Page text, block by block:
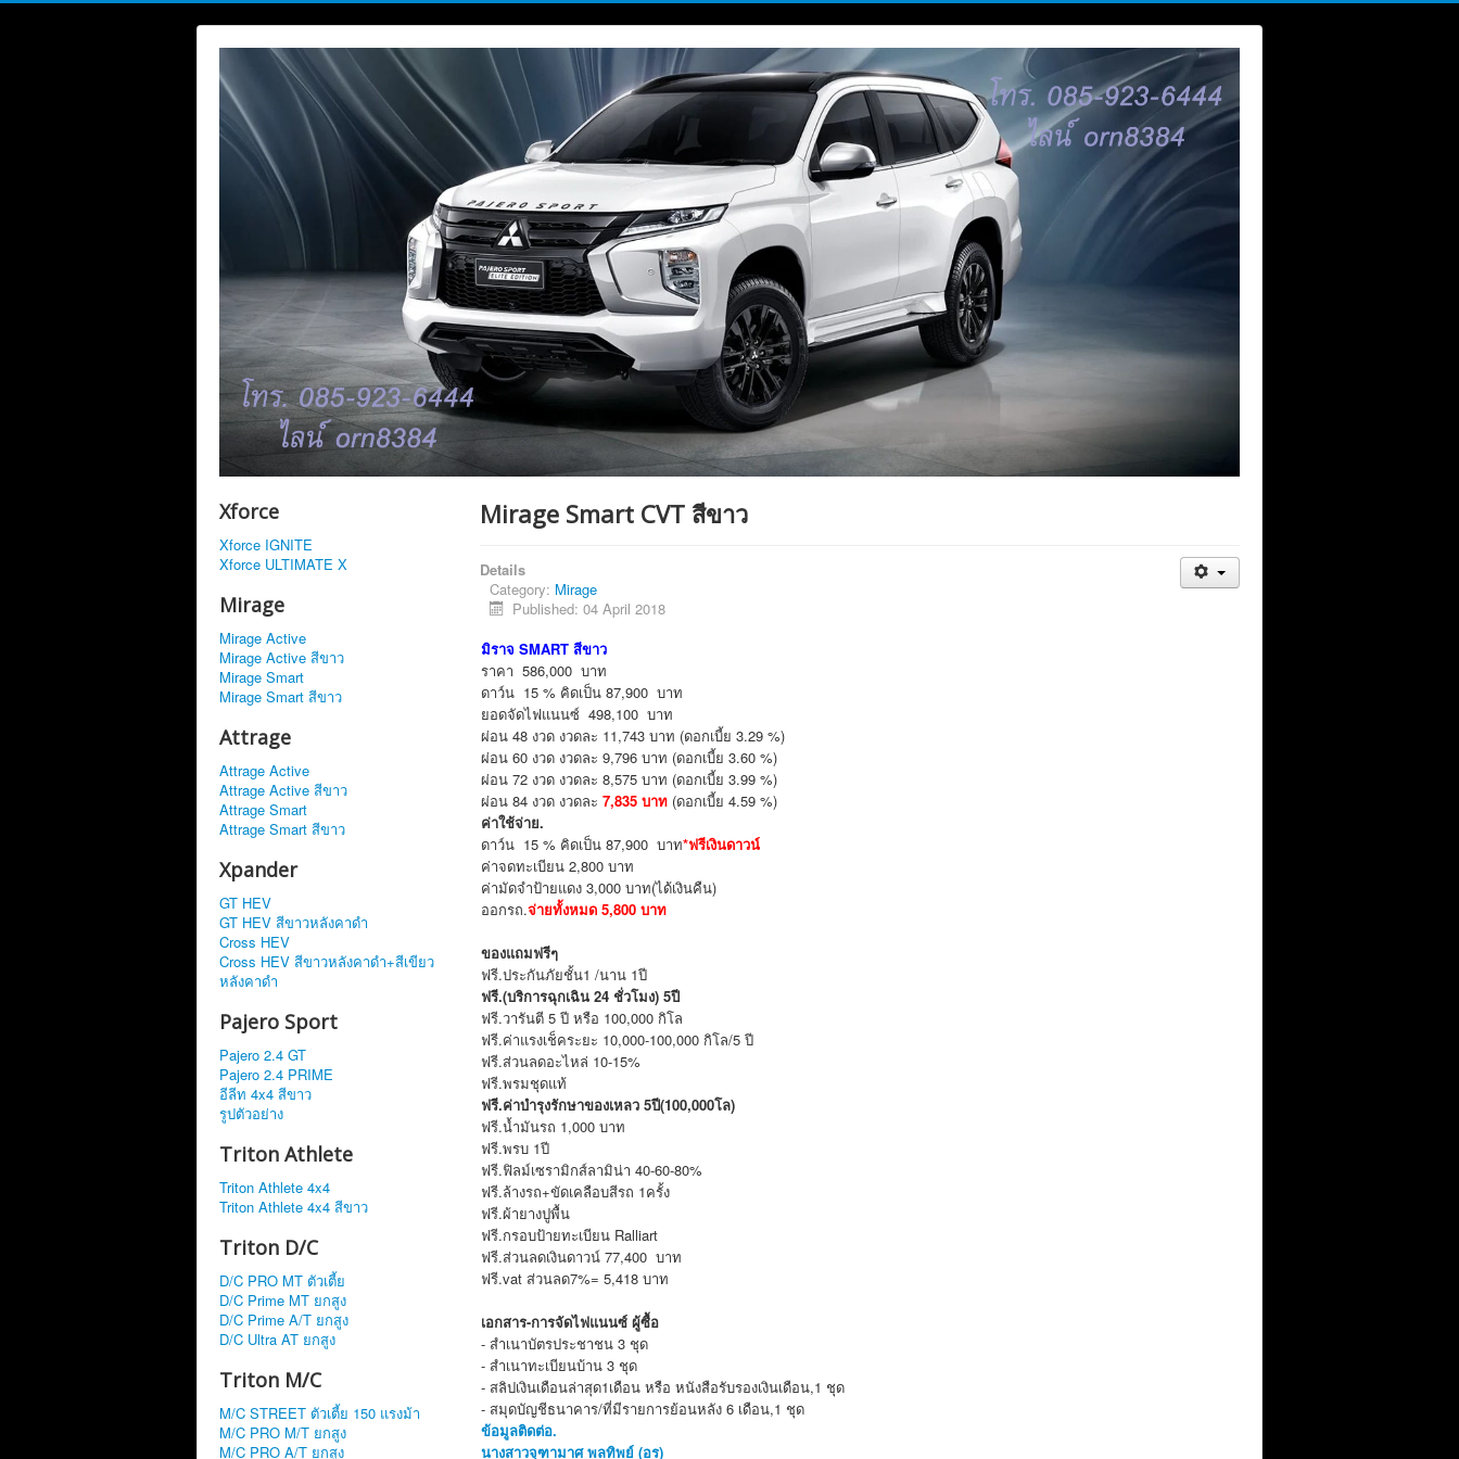
Xforce
Xforce IGNITE
Xforce ULTIMATE X
Mirage
Mirage Active
Mirage Active สีขาว
Mirage Smart
Mirage Smart สีขาว
Attrage
Attrage Active
Attrage Active สีขาว
Attrage Smart
Attrage Smart สีขาว
Xpander
GT HEV
GT HEV สีขาวหลังคาดำ
Cross HEV
Cross HEV สีขาวหลังคาดำ+สีเขียว
หลังคาดำ
Pajero Sport
Pajero 2.4 GT
Pajero 2.4 PRIME
อีลีท 4x4 สีขาว
รูปตัวอย่าง
Triton Athlete
Triton Athlete 4x4
Triton Athlete 4x4 สีขาว
Triton D/C
D/C PRO MT ตัวเตี้ย
D/C Prime MT ยกสูง
D/C Prime A/T ยกสูง
D/C Ultra AT ยกสูง
Triton M/C
M/C STREET ตัวเตี้ย 150 แรงม้า
M/C PRO M/T ยกสูง
M/C PRO A/T ยกสูง
Mirage Smart CVT สีขาว
Details
Category: Mirage
Published: 04 April 2018
มิราจ SMART สีขาว
ราคา 586,000 บาท
ดาว์น 15 % คิดเป็น 87,900 บาท
ยอดจัดไฟแนนซ์ 498,100 บาท
ผ่อน 48 งวด งวดละ 11,743 บาท (ดอกเบี้ย 3.29 %)
ผ่อน 60 งวด งวดละ 9,796 บาท (ดอกเบี้ย 3.60 %)
ผ่อน 72 งวด งวดละ 8,575 บาท (ดอกเบี้ย 3.99 %)
ผ่อน 84 งวด งวดละ 7,835 บาท (ดอกเบี้ย 4.59 %)
ค่าใช้จ่าย.
ดาว์น 15 % คิดเป็น 87,900 บาท*ฟรีเงินดาวน์
ค่าจดทะเบียน 2,800 บาท
ค่ามัดจำป้ายแดง 3,000 บาท(ได้เงินคืน)
ออกรถ.จ่ายทั้งหมด 5,800 บาท
ของแถมฟรีๆ
ฟรี.ประกันภัยชั้น1 /นาน 1ปี
ฟรี.(บริการฉุกเฉิน 24 ชั่วโมง) 5ปี
ฟรี.วารันตี 5 ปี หรือ 100,000 กิโล
ฟรี.ค่าแรงเช็คระยะ 10,000-100,000 กิโล/5 ปี
ฟรี.ส่วนลดอะไหล่ 10-15%
ฟรี.พรมชุดแท้
ฟรี.ค่าบำรุงรักษาของเหลว 5ปี(100,000โล)
ฟรี.น้ำมันรถ 1,000 บาท
ฟรี.พรบ 1ปี
ฟรี.ฟิลม์เซรามิกส์ลามิน่า 40-60-80%
ฟรี.ล้างรถ+ขัดเคลือบสีรถ 1ครั้ง
ฟรี.ผ้ายางปูพื้น
ฟรี.กรอบป้ายทะเบียน Ralliart
ฟรี.ส่วนลดเงินดาวน์ 77,400 บาท
ฟรี.vat ส่วนลด7%= 5,418 บาท
เอกสาร-การจัดไฟแนนซ์ ผู้ซื้อ
- สำเนาบัตรประชาชน 3 ชุด
- สำเนาทะเบียนบ้าน 3 ชุด
- สลิปเงินเดือนล่าสุด1เดือน หรือ หนังสือรับรองเงินเดือน,1 ชุด
- สมุดบัญชีธนาคาร/ที่มีรายการย้อนหลัง 6 เดือน,1 ชุด
ข้อมูลติดต่อ.
นางสาวจุฑามาศ พลทิพย์ (อร)